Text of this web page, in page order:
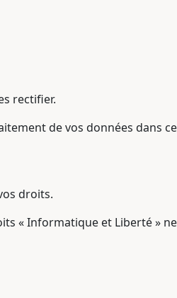
rectifier.
de vos données dans
droits.
« Informatique et Liberté »